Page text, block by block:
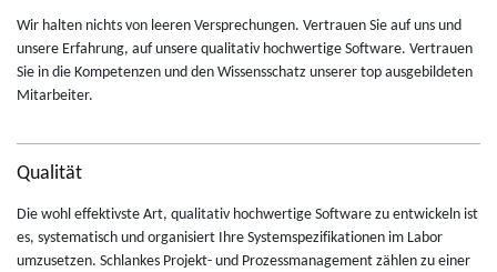
Wir hal­ten nichts von leeren Ver­sprechun­gen. Ver­trauen Sie auf uns und
un­sere Er­fahrung, auf un­sere qual­i­ta­tiv hochw­er­tige Soft­ware. Ver­trauen
Sie in die Kom­pe­ten­zen und den Wis­senss­chatz un­serer top aus­ge­bilde­ten
Mi­tar­beiter.
Qualität
Die wohl ef­fek­tivste Art, qual­i­ta­tiv hochw­er­tige Soft­ware zu en­twick­eln ist
es, sys­tem­a­tisch und or­gan­isiert Ihre Sys­tem­spez­i­fika­tio­nen im Labor
umzuset­zen. Schlankes Pro­jekt- und Prozess­man­age­ment zählen zu einer